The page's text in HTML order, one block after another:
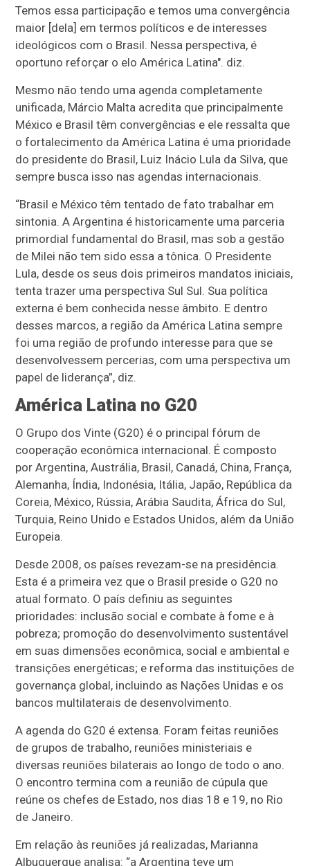
Temos essa participação e temos uma convergência
maior [dela] em termos políticos e de interesses
ideológicos com o Brasil. Nessa perspectiva, é
oportuno reforçar o elo América Latina". diz.
Mesmo não tendo uma agenda completamente
unificada, Márcio Malta acredita que principalmente
México e Brasil têm convergências e ele ressalta que
o fortalecimento da América Latina é uma prioridade
do presidente do Brasil, Luiz Inácio Lula da Silva, que
sempre busca isso nas agendas internacionais.
“Brasil e México têm tentado de fato trabalhar em
sintonia. A Argentina é historicamente uma parceria
primordial fundamental do Brasil, mas sob a gestão
de Milei não tem sido essa a tônica. O Presidente
Lula, desde os seus dois primeiros mandatos iniciais,
tenta trazer uma perspectiva Sul Sul. Sua política
externa é bem conhecida nesse âmbito. E dentro
desses marcos, a região da América Latina sempre
foi uma região de profundo interesse para que se
desenvolvessem percerias, com uma perspectiva um
papel de liderança”, diz.
América Latina no G20
O Grupo dos Vinte (G20) é o principal fórum de
cooperação econômica internacional. É composto
por Argentina, Austrália, Brasil, Canadá, China, França,
Alemanha, Índia, Indonésia, Itália, Japão, República da
Coreia, México, Rússia, Arábia Saudita, África do Sul,
Turquia, Reino Unido e Estados Unidos, além da União
Europeia.
Desde 2008, os países revezam-se na presidência.
Esta é a primeira vez que o Brasil preside o G20 no
atual formato. O país definiu as seguintes
prioridades: inclusão social e combate à fome e à
pobreza; promoção do desenvolvimento sustentável
em suas dimensões econômica, social e ambiental e
transições energéticas; e reforma das instituições de
governança global, incluindo as Nações Unidas e os
bancos multilaterais de desenvolvimento.
A agenda do G20 é extensa. Foram feitas reuniões
de grupos de trabalho, reuniões ministeriais e
diversas reuniões bilaterais ao longo de todo o ano.
O encontro termina com a reunião de cúpula que
reúne os chefes de Estado, nos dias 18 e 19, no Rio
de Janeiro.
Em relação às reuniões já realizadas, Marianna
Albuquerque analisa: “a Argentina teve um